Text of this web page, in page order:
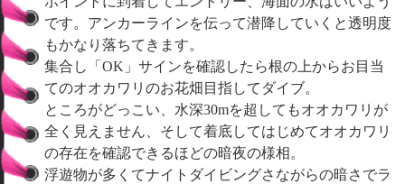
です。アンカーラインを伝って潜降していくと透明度
もかなり落ちてきます。
集合し「OK」サインを確認したら根の上からお目当
てのオオカワリのお花畑目指してダイブ。
ところがどっこい、水深30mを超してもオオカワリが
全く見えません、そして着底してはじめてオオカワリ
の存在を確認できるほどの暗夜の様相。
浮遊物が多くてナイトダイビングさながらの暗さでラ